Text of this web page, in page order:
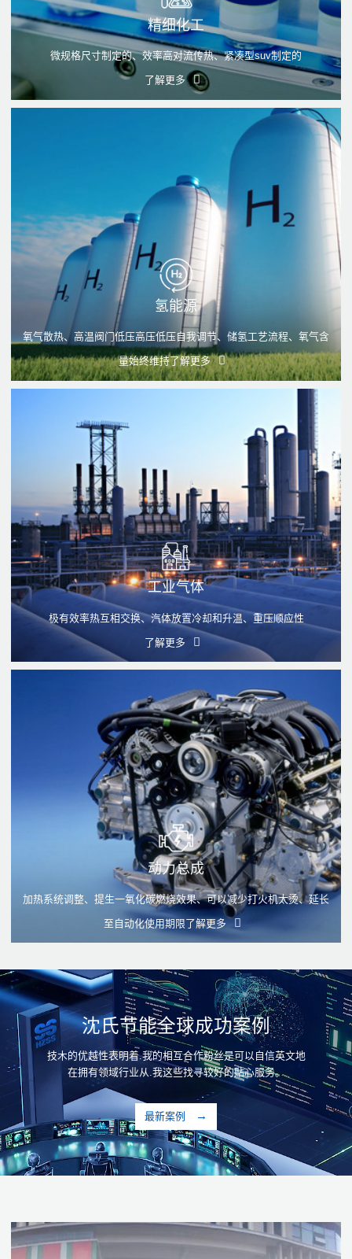
精细化工
微规格尺寸制定的、效率高对流传热、紧凑型suv制定的
了解更多
氢能源
氧气散热、高温阀门低压高压低压自我调节、储氢工艺流程、氧气含
量始终维持了解更多
工业气体
极有效率热互相交换、汽体放置冷却和升温、重压顺应性
了解更多
动力总成
加热系统调整、提生一氧化碳燃烧效果、可以减少打火机太烫、延长
至自动化使用期限了解更多
沈氏节能全球成功案例
技木的优越性表明着.我的相互合作粉丝是可以自信英文地
在拥有领域行业从.我这些找寻较好的贴心服务。
最新案例